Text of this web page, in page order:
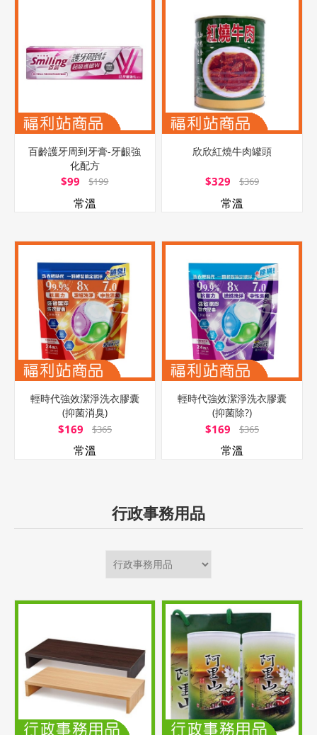
百齡護牙周到牙膏-牙齦強
化配方
$99 $199
常溫
欣欣紅燒牛肉罐頭
$329 $369
常溫
輕時代強效潔淨洗衣膠囊
(抑菌消臭)
$169 $365
常溫
輕時代強效潔淨洗衣膠囊
(抑菌除?)
$169 $365
常溫
行政事務用品